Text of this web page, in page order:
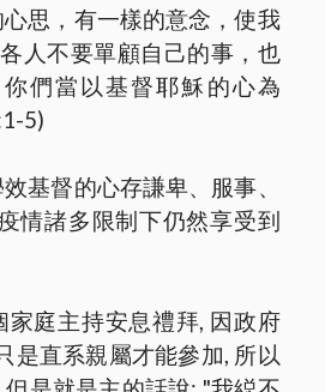
思，有一樣的意念，使我
人不要單顧自己的事，也
們當以基督耶穌的心為
5‬)
基督的心存謙卑、服事、
情諸多限制下仍然享受到
家庭主持安息禮拜, 因政府
是直系親屬才能參加, 所以